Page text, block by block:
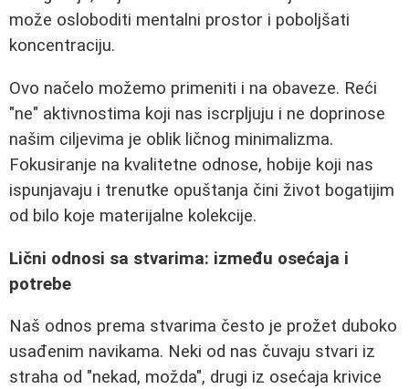
može osloboditi mentalni prostor i poboljšati
koncentraciju.
Ovo načelo možemo primeniti i na obaveze. Reći
"ne" aktivnostima koji nas iscrpljuju i ne doprinose
našim ciljevima je oblik ličnog minimalizma.
Fokusiranje na kvalitetne odnose, hobije koji nas
ispunjavaju i trenutke opuštanja čini život bogatijim
od bilo koje materijalne kolekcije.
Lični odnosi sa stvarima: između osećaja i
potrebe
Naš odnos prema stvarima često je prožet duboko
usađenim navikama. Neki od nas čuvaju stvari iz
straha od "nekad, možda", drugi iz osećaja krivice